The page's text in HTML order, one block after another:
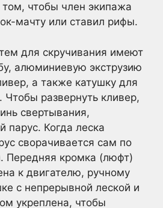
чтобы член экипажа
мачту или ставил рифы.
для скручивания имеют
алюминиевую экструзию
а также катушку для
Чтобы развернуть кливер,
свертывания,
парус. Когда леска
сворачивается сам по
Передняя кромка (люфт)
к двигателю, ручному
с непрерывной леской и
укреплена, чтобы